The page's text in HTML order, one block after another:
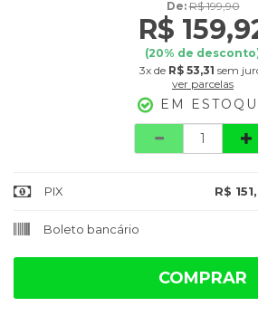
De:R$ 199,90
R$
(20% de
3xde R$ 53,31 sem
ver parcelas
EM
PIX R$
Boleto bancário
COMPRAR